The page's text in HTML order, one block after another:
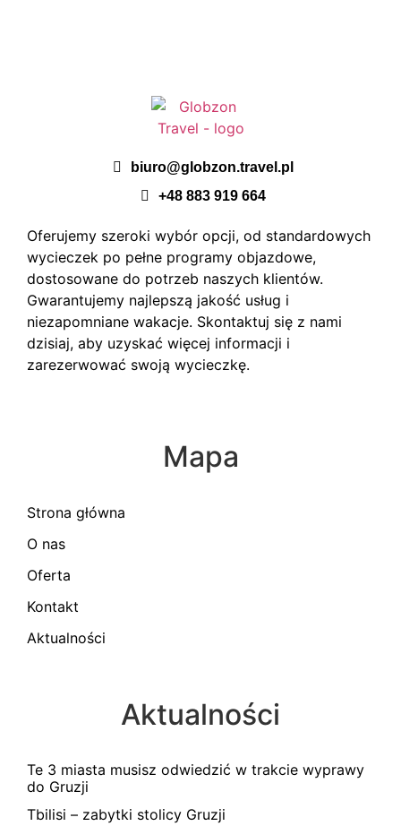
biuro@globzon.travel.pl
+48 883 919 664
Oferujemy szeroki wybór opcji, od standardowych
wycieczek po pełne programy objazdowe,
dostosowane do potrzeb naszych klientów.
Gwarantujemy najlepszą jakość usług i
niezapomniane wakacje. Skontaktuj się z nami
dzisiaj, aby uzyskać więcej informacji i
zarezerwować swoją wycieczkę.
Mapa
Strona główna
O nas
Oferta
Kontakt
Aktualności
Aktualności
Te 3 miasta musisz odwiedzić w trakcie wyprawy
do Gruzji
Tbilisi – zabytki stolicy Gruzji